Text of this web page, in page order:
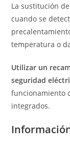
La sustitución
cuando se
temperatura o
Utilizar un
seguridad
funcionamiento
integrados.